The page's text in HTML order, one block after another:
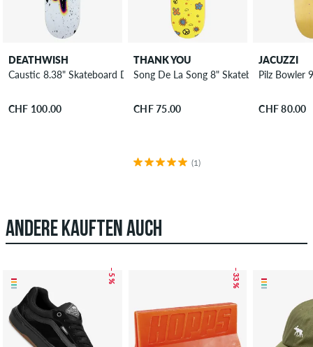
DEATHWISH
Caustic 8.38" Skateboard Deck
CHF 100.00
THANK YOU
Song De La Song 8" Skateboard Deck
CHF 75.00
(1)
JACUZZI
Pilz Bowler
CHF 80.00
ANDERE KAUFTEN AUCH
– 5 % – 33 %